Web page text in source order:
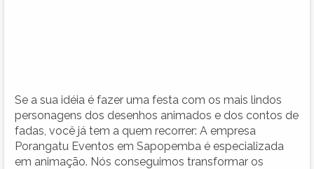
Se a sua idéia é fazer uma festa com os mais lindos
personagens dos desenhos animados e dos contos de
fadas, você já tem a quem recorrer: A empresa
Porangatu Eventos em Sapopemba é especializada
em animação. Nós conseguimos transformar os